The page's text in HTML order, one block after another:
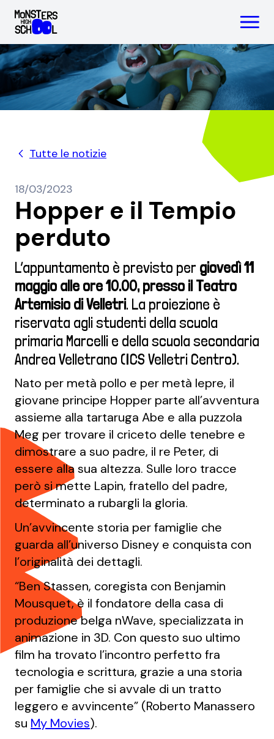
Chi siamo
Notizie
Tutte le notizie
18/03/2023
Hopper e il Tempio
perduto
L’appuntamento è previsto per giovedì 11
maggio alle ore 10.00, presso il Teatro
Artemisio di Velletri. La proiezione è
riservata agli studenti della scuola
primaria Marcelli e della scuola secondaria
Andrea Velletrano (ICS Velletri Centro).
Nato per metà pollo e per metà lepre, il
giovane principe Hopper parte all’avventura
assieme alla tartaruga Abe e alla puzzola
Meg per trovare il criceto delle tenebre e
dimostrare a suo padre, il re Peter, di
essere alla sua altezza. Sulle loro tracce
però si mette Lapin, fratello del padre,
determinato a rubargli la gloria.
Un’avvincente storia per famiglie che
guarda all’universo Disney e conquista con
l’originalità dei dettagli.
“Ben Stassen, coregista con Benjamin
Mousquet, è il fondatore della casa di
produzione belga nWave, specializzata in
animazione in 3D. Con questo suo ultimo
film ha trovato l’incontro perfetto fra
tecnologia e scrittura, grazie a una storia
per famiglie che si avvale di un tratto
leggero e avvincente” (Roberto Manassero
su My Movies).